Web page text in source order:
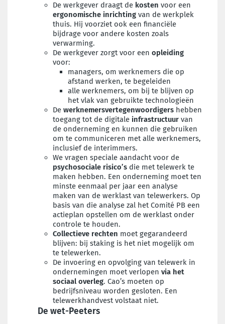
De werkgever draagt de kosten voor een
ergonomische inrichting van de werkplek
thuis. Hij voorziet ook een financiële
bijdrage voor andere kosten zoals
verwarming.
De werkgever zorgt voor een opleiding
voor:
managers, om werknemers die op
afstand werken, te begeleiden
alle werknemers, om bij te blijven op
het vlak van gebruikte technologieën
De werknemersvertegenwoordigers hebben
toegang tot de digitale infrastructuur van
de onderneming en kunnen die gebruiken
om te communiceren met alle werknemers,
inclusief de interimmers.
We vragen speciale aandacht voor de
psychosociale risico’s die met telewerk te
maken hebben. Een onderneming moet ten
minste eenmaal per jaar een analyse
maken van de werklast van telewerkers. Op
basis van die analyse zal het Comité PB een
actieplan opstellen om de werklast onder
controle te houden.
Collectieve rechten moet gegarandeerd
blijven: bij staking is het niet mogelijk om
te telewerken.
De invoering en opvolging van telewerk in
ondernemingen moet verlopen via het
sociaal overleg. Cao’s moeten op
bedrijfsniveau worden gesloten. Een
telewerkhandvest volstaat niet.
De wet-Peeters